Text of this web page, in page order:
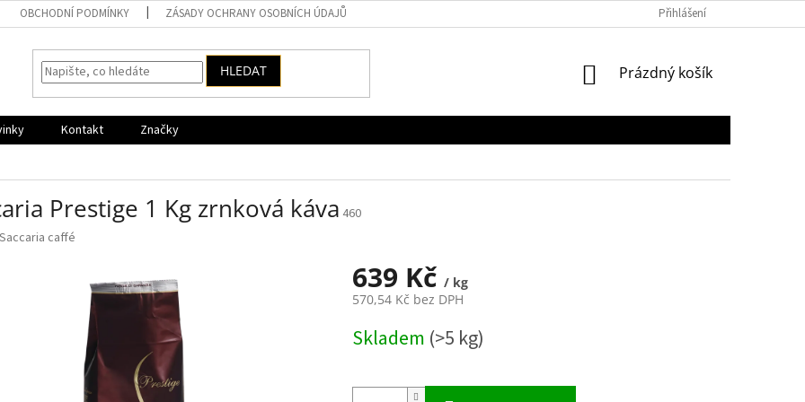
OBCHODNÍ PODMÍNKY ZÁSADY OCHRANY OSOBNÍCH ÚDAJŮ Přihlášení
HLEDAT
NÁKUPNÍ
Prázdný košík
Kontakt
Značky
Prestige 1 Kg zrnková káva 460
Saccaria caffé
639 Kč / kg
570,54 Kč bez DPH
cena:
Skladem (>5 kg)